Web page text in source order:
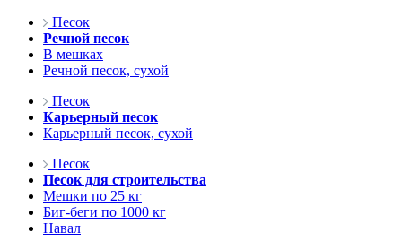
Песок
Речной песок
В мешках
Речной песок, сухой
Песок
Карьерный песок
Карьерный песок, сухой
Песок
Песок для строительства
Мешки по 25 кг
Биг-беги по 1000 кг
Навал